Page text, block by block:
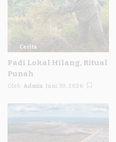
Cerita
Padi Lokal Hilang, Ritual
Punah
Posted
Oleh: Admin Juni 30, 2026